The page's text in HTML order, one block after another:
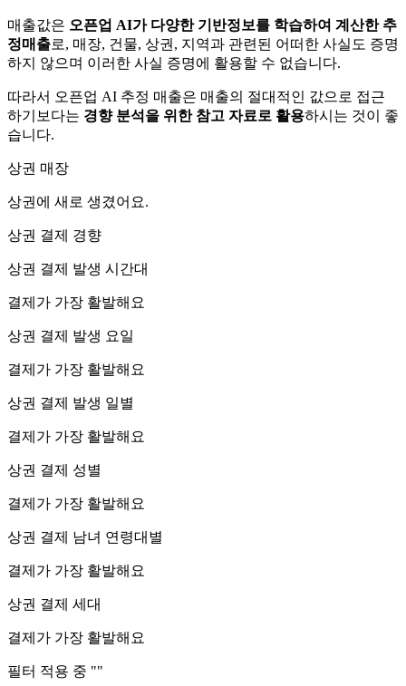
매출값은 오픈업 AI가 다양한 기반정보를 학습하여 계산한 추
정매출로, 매장, 건물, 상권, 지역과 관련된 어떠한 사실도 증명
하지 않으며 이러한 사실 증명에 활용할 수 없습니다.
따라서 오픈업 AI 추정 매출은 매출의 절대적인 값으로 접근
하기보다는 경향 분석을 위한 참고 자료로 활용하시는 것이 좋
습니다.
상권 매장
상권에 새로 생겼어요.
상권 결제 경향
상권 결제 발생 시간대
결제가 가장 활발해요
상권 결제 발생 요일
결제가 가장 활발해요
상권 결제 발생 일별
결제가 가장 활발해요
상권 결제 성별
결제가 가장 활발해요
상권 결제 남녀 연령대별
결제가 가장 활발해요
상권 결제 세대
결제가 가장 활발해요
필터 적용 중 ""